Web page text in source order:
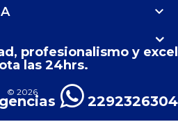
profesionalismo y
las 24hrs.
2292326304

© 2026